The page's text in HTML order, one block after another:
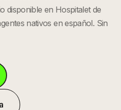
disponible en Hospitalet de
nativos en español. Sin